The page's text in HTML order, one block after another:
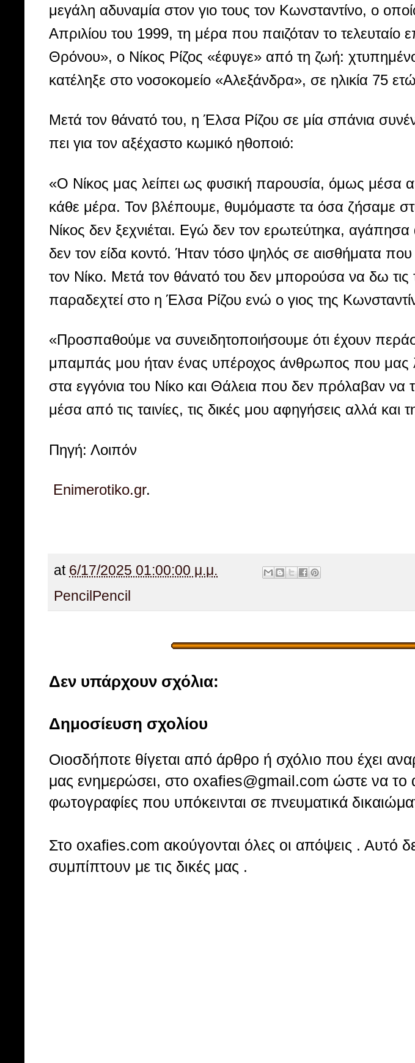
μεγάλη αδυναμία στον γιο τους τον Κωνσταντίνο, ο
Απριλίου του 1999, τη μέρα που παιζόταν το τελευταίο
Θρόνου», ο Νίκος Ρίζος «έφυγε» από τη ζωή:
κατέληξε στο νοσοκομείο «Αλεξάνδρα», σε ηλικία 75
Μετά τον θάνατό του, η Έλσα Ρίζου σε μία σπάνια
πει για τον αξέχαστο κωμικό ηθοποιό:
«Ο Νίκος μας λείπει ως φυσική παρουσία, όμως μέσα
κάθε μέρα. Τον βλέπουμε, θυμόμαστε τα όσα ζήσαμε
Νίκος δεν ξεχνιέται. Εγώ δεν τον ερωτεύτηκα,
δεν τον είδα κοντό. Ήταν τόσο ψηλός σε αισθήματα
τον Νίκο. Μετά τον θάνατό του δεν μπορούσα να δω τις
παραδεχτεί στο η Έλσα Ρίζου ενώ ο γιος της
«Προσπαθούμε να συνειδητοποιήσουμε ότι έχουν
μπαμπάς μου ήταν ένας υπέροχος άνθρωπος που μας
στα εγγόνια του Νίκο και Θάλεια που δεν πρόλαβαν να
μέσα από τις ταινίες, τις δικές μου αφηγήσεις αλλά και
Πηγή: Λοιπόν
Enimerotiko.gr.
at 6/17/2025 01:00:00 μ.μ.
Pencil Pencil
Δεν υπάρχουν σχόλια:
Δημοσίευση σχολίου
Οιοσδήποτε θίγεται από άρθρο ή σχόλιο που έχει
μας ενημερώσει, στο oxafies@gmail.com ώστε να το
φωτογραφίες που υπόκεινται σε πνευματικά
Στo oxafies.com ακούγονται όλες οι απόψεις . Αυτό δε
συμπίπτουν με τις δικές μας .